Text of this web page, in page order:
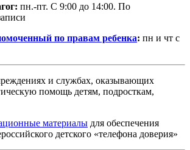
пн.-пт. С 9:00 до 14:00. По
по правам ребенка: пн и чт с
и службах, оказывающих
помощь детям, подросткам,
материалы для обеспечения
детского «телефона доверия»